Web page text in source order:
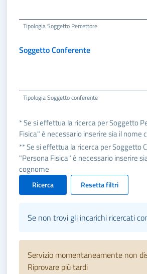
Tipologia Soggetto Percettore
Soggetto Conferente
Tipologia Soggetto conferente
* Se si effettua la ricerca per Soggetto
Fisica" è necessario inserire sia il nome
** Se si effettua la ricerca per Soggetto
"Persona Fisica" è necessario inserire
cognome
Ricerca Resetta filtri
Se non trovi gli incarichi ricercati
Servizio momentaneamente non
Riprovare più tardi